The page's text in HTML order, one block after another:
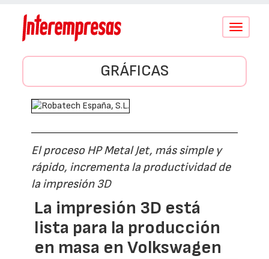
Conmutar
GRÁFICAS
El proceso HP Metal Jet, más simple y
rápido, incrementa la productividad de
la impresión 3D
La impresión 3D está
lista para la producción
en masa en Volkswagen